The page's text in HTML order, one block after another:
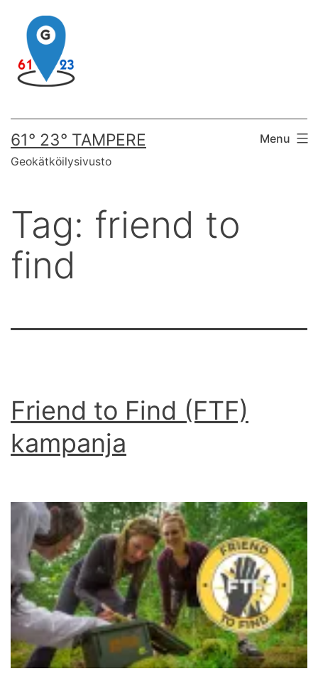
content
61° 23° TAMPERE
Geokätköilysivusto
Menu
Tag: friend to
find
Friend to Find (FTF)
kampanja